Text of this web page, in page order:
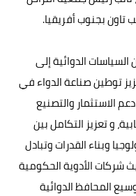
تاون بجنوب أفريقيا.
الدوائية إلى
توطين صناعة الدواء في
الاستثمار والتصنيع
و تعزيز التكامل بين
وبناء القدرات وتبادل
شركات الأدوية الحكومية
المحافظ الدوائية